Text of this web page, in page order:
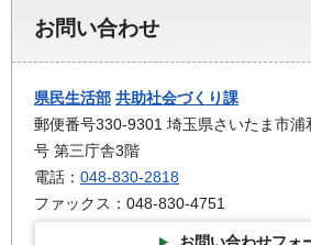
お問い合わせ
県民生活部 共助社会づくり課
郵便番号330-9301 埼玉県さいたま市浦
号 第三庁舎3階
電話： 048-830-2818
ファックス：048-830-4751